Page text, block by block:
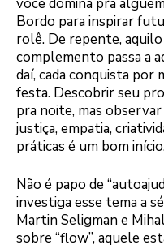
Bordo para inspirar
rolê. De repente,
complemento passa a
daí, cada conquista por
festa. Descobrir seu
pra noite, mas
justiça, empatia,
práticas é um bom
Não é papo de
investiga esse tema a
Martin Seligman e
sobre “flow”, aquele